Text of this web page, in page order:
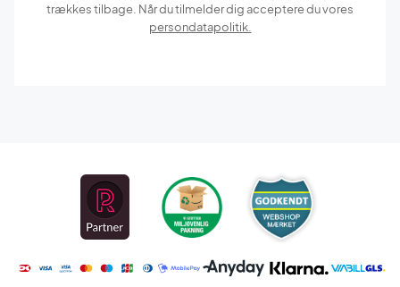
trækkes tilbage. Når du tilmelder dig acceptere du vores
persondatapolitik.